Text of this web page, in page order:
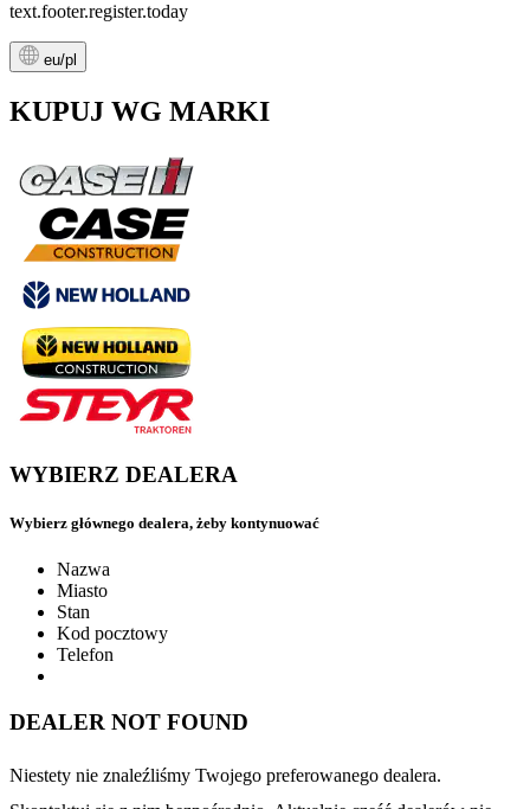
text.footer.register.today
eu/pl
KUPUJ WG MARKI
WYBIERZ DEALERA
Wybierz głównego dealera, żeby kontynuować
Nazwa
Miasto
Stan
Kod pocztowy
Telefon
DEALER NOT FOUND
Niestety nie znaleźliśmy Twojego preferowanego dealera.